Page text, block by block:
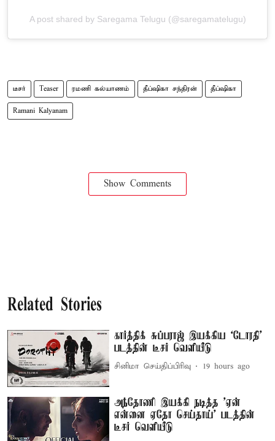
A post shared by Saregama Telugu (@saregamatelugu)
டீசர் Teaser ரமணி கல்யாணம் தீப்ஷிகா சந்திரன் தீப்ஷிகா
Ramani Kalyanam
Show Comments
Related Stories
கார்த்திக் சுப்பராஜ் இயக்கிய `டோரதி'
படத்தின் டீசர் வெளியீடு
சினிமா செய்திப்பிரிவு 19 hours ago
அந்தோணி இயக்கி நடித்த 'ஏன்
என்னை ஏதோ செய்தாய்' படத்தின்
டீசர் வெளியீடு